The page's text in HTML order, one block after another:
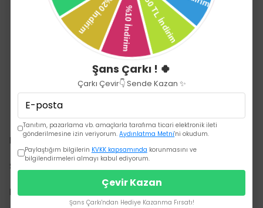
Kurumsal
Sözleşmeler
Hızlı Erişim
Şans Çarkı ! 🍀
Çarkı Çevir👇 Sende Kazan ✨
Tanıtım, pazarlama vb. amaçlarla tarafıma ticari elektronik ileti
gönderilmesine izin veriyorum.Aydınlatma Metni'ni okudum.
Paylaştığım bilgilerin KVKK kapsamında korunmasını ve
bilgilendirmeleri almayı kabul ediyorum.
Çevir Kazan
Şans Çarkı'ndan Hediye Kazanma Fırsatı!